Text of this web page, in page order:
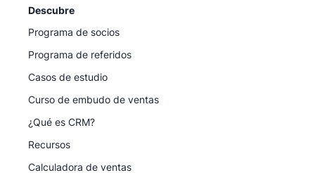
Descubre
Programa de socios
Programa de referidos
Casos de estudio
Curso de embudo de ventas
¿Qué es CRM?
Recursos
Calculadora de ventas